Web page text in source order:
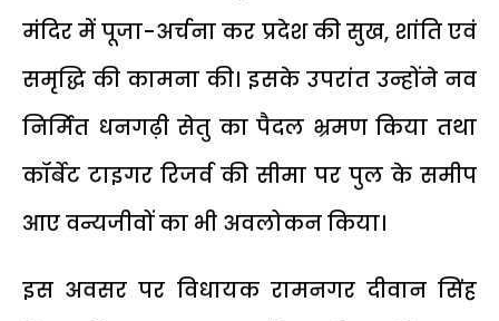
मंदिर में पूजा-अर्चना कर प्रदेश की सुख, शांति एवं
समृद्धि की कामना की। इसके उपरांत उन्होंने नव
निर्मित धनगढ़ी सेतु का पैदल भ्रमण किया तथा
कॉर्बेट टाइगर रिजर्व की सीमा पर पुल के समीप
आए वन्यजीवों का भी अवलोकन किया।
इस अवसर पर विधायक रामनगर दीवान सिंह